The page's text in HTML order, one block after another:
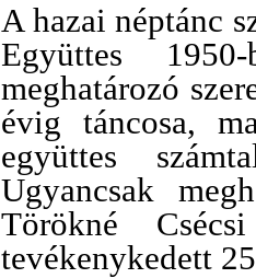
A hazai néptánc
Együttes
meghatározó
évig táncosa,
együttes
Ugyancsak
Törökné
tevékenykedett